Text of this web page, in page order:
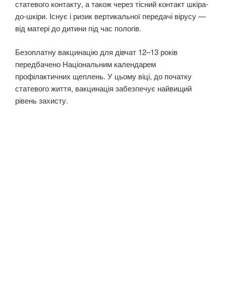
статевого контакту, а також через тісний контакт шкіра-
до-шкіри. Існує і ризик вертикальної передачі вірусу —
від матері до дитини під час пологів.
Безоплатну вакцинацію для дівчат 12–13 років
передбачено Національним календарем
профілактичних щеплень. У цьому віці, до початку
статевого життя, вакцинація забезпечує найвищий
рівень захисту.